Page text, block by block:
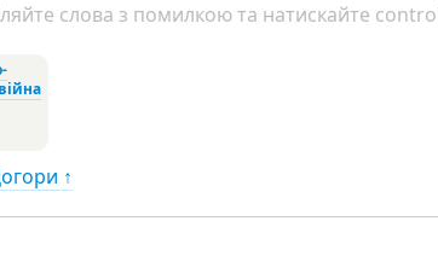
слова з помилкою та натискайте
↑